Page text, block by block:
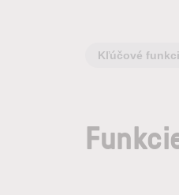
Kľúčové